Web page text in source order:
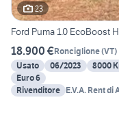
23
Ford Puma 1.0 EcoBoost
18.900 €Ronciglione(VT)
Usato
06/2023 8000
Euro 6
Rivenditore E.V.A. Rent